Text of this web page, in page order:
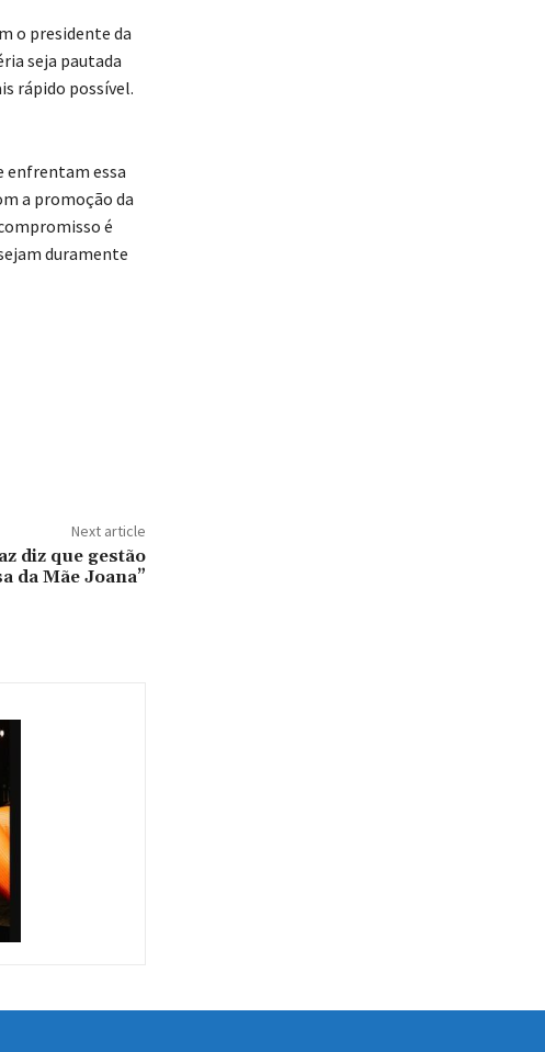
o presidente da
seja pautada
rápido possível.
enfrentam essa
a promoção da
é
duramente
Next article
diz que gestão
da Mãe Joana”